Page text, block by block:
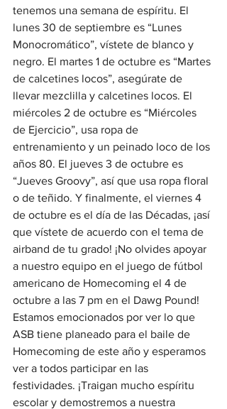
tenemos una semana de espíritu. El
lunes 30 de septiembre es “Lunes
Monocromático”, vístete de blanco y
negro. El martes 1 de octubre es “Martes
de calcetines locos”, asegúrate de
llevar mezclilla y calcetines locos. El
miércoles 2 de octubre es “Miércoles
de Ejercicio”, usa ropa de
entrenamiento y un peinado loco de los
años 80. El jueves 3 de octubre es
“Jueves Groovy”, así que usa ropa floral
o de teñido. Y finalmente, el viernes 4
de octubre es el día de las Décadas, ¡así
que vístete de acuerdo con el tema de
airband de tu grado! ¡No olvides apoyar
a nuestro equipo en el juego de fútbol
americano de Homecoming el 4 de
octubre a las 7 pm en el Dawg Pound!
Estamos emocionados por ver lo que
ASB tiene planeado para el baile de
Homecoming de este año y esperamos
ver a todos participar en las
festividades. ¡Traigan mucho espíritu
escolar y demostremos a nuestra